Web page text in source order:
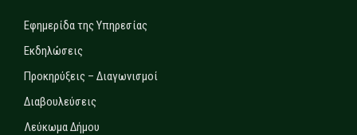
Εφημερίδα της Υπηρεσίας
Εκδηλώσεις
Προκηρύξεις – Διαγωνισμοί
Διαβουλεύσεις
Λεύκωμα Δήμου